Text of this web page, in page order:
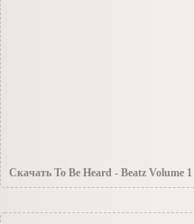
Скачать To Be Heard - Beatz Volume 1
»
23.07.2010